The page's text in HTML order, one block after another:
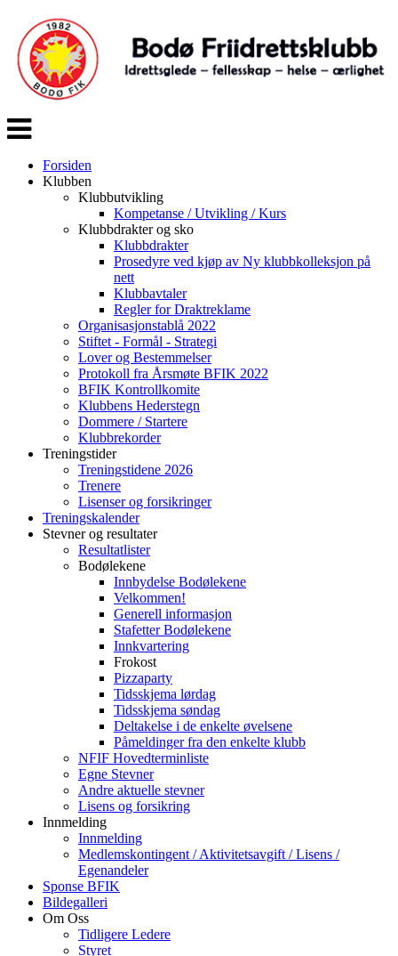
Veksle
navigasjon
Forsiden
Klubben
Klubbutvikling
Kompetanse / Utvikling / Kurs
Klubbdrakter og sko
Klubbdrakter
Prosedyre ved kjøp av Ny klubbkolleksjon på
nett
Klubbavtaler
Regler for Draktreklame
Organisasjonstablå 2022
Stiftet - Formål - Strategi
Lover og Bestemmelser
Protokoll fra Årsmøte BFIK 2022
BFIK Kontrollkomite
Klubbens Hederstegn
Dommere / Startere
Klubbrekorder
Treningstider
Treningstidene 2026
Trenere
Lisenser og forsikringer
Treningskalender
Stevner og resultater
Resultatlister
Bodølekene
Innbydelse Bodølekene
Velkommen!
Generell informasjon
Stafetter Bodølekene
Innkvartering
Frokost
Pizzaparty
Tidsskjema lørdag
Tidsskjema søndag
Deltakelse i de enkelte øvelsene
Påmeldinger fra den enkelte klubb
NFIF Hovedterminliste
Egne Stevner
Andre aktuelle stevner
Lisens og forsikring
Innmelding
Innmelding
Medlemskontingent / Aktivitetsavgift / Lisens /
Egenandeler
Sponse BFIK
Bildegalleri
Om Oss
Tidligere Ledere
Styret